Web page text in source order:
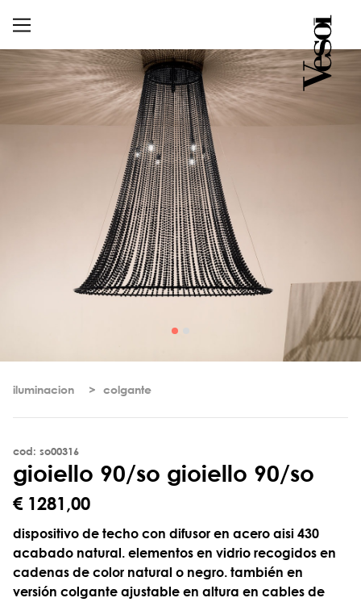
iluminacion colgante
cod: so00316
gioiello 90/so gioiello 90/so
€ 1281,00
dispositivo de techo con difusor en acero aisi 430
acabado natural. elementos en vidrio recogidos en
cadenas de color natural o negro. también en
versión colgante ajustable en altura en cables de